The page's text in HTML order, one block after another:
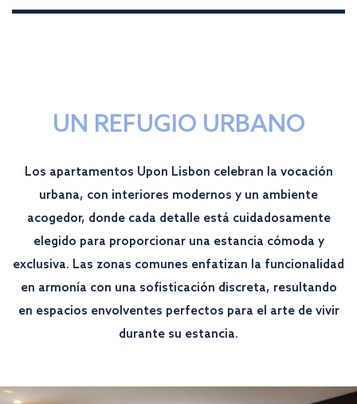
UN REFUGIO URBANO
Los apartamentos Upon Lisbon celebran la vocación
urbana, con interiores modernos y un ambiente
acogedor, donde cada detalle está cuidadosamente
elegido para proporcionar una estancia cómoda y
exclusiva. Las zonas comunes enfatizan la funcionalidad
en armonía con una sofisticación discreta, resultando
en espacios envolventes perfectos para el arte de vivir
durante su estancia.